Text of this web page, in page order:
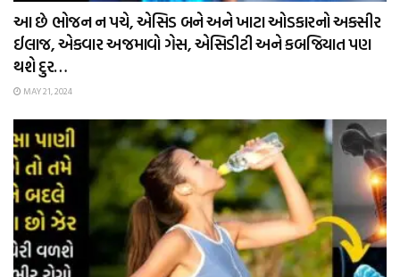
આ છે ભોજન ન પચે, એસિડ બને અને ખાટા ઓડકારનો અકસીર
ઈલાજ, એકવાર અજમાવો ગેસ, એસિડીટી અને કબજિયાત પણ
થશે દુર…
MAY 21, 2024